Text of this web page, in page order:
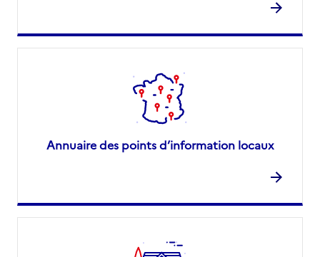
Annuaire des points d’information locaux